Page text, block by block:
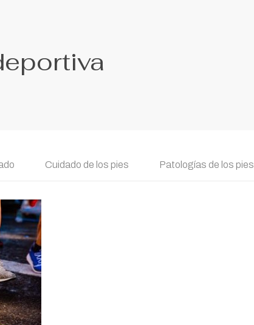
Cuidado de los pies Patologías de los pies